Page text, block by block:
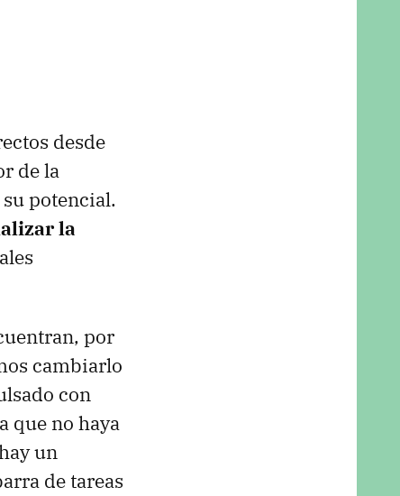
desde
de la
potencial.
la
por
cambiarlo
con
que no haya
un
de tareas